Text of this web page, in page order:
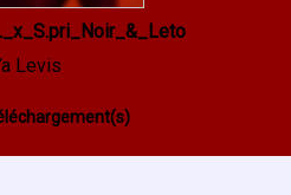
Levis